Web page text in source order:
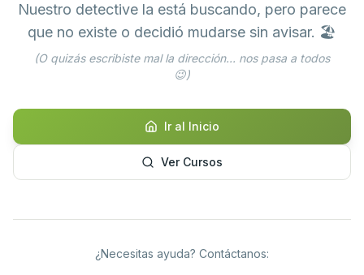
Nuestro detective la está buscando, pero parece
que no existe o decidió mudarse sin avisar. 🏖️
(O quizás escribiste mal la dirección... nos pasa a todos
😉)
Ir al Inicio
Ver Cursos
¿Necesitas ayuda? Contáctanos: